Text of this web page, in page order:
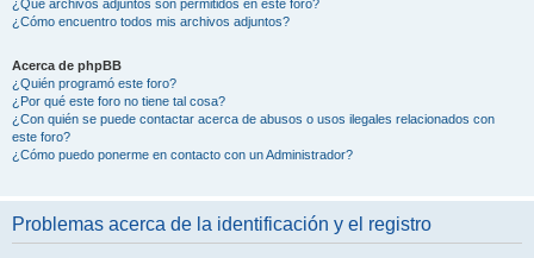
¿Qué archivos adjuntos son permitidos en este foro?
¿Cómo encuentro todos mis archivos adjuntos?
Acerca de phpBB
¿Quién programó este foro?
¿Por qué este foro no tiene tal cosa?
¿Con quién se puede contactar acerca de abusos o usos ilegales relacionados con
este foro?
¿Cómo puedo ponerme en contacto con un Administrador?
Problemas acerca de la identificación y el registro